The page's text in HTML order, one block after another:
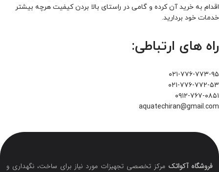
اقدام به خرید آن کرده و گامی در راستای بالا بردن کیفیت هرچه بیشتر
خدمات خود بردارید.
راه های ارتباطی:
۰۲۱-۷۷۶-۷۷۳-۹۵
۰۲۱-۷۷۶-۷۷۲-۵۳
۰۹۱۲-۷۶۷-۰۸۵۱
aquatechiran@gmail.com
فروشگاه آکواتک مرکز تخصصی تجهیزات مورد نیاز برای ساخت، نگهداری و